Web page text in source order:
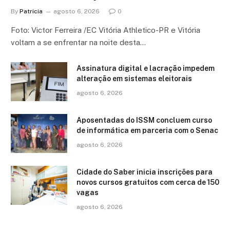
By Patricia agosto 6, 2026 0
Foto: Victor Ferreira /EC Vitória Athletico-PR e Vitória
voltam a se enfrentar na noite desta…
Assinatura digital e lacração impedem
alteração em sistemas eleitorais
agosto 6, 2026
Aposentadas do ISSM concluem curso
de informática em parceria com o Senac
agosto 6, 2026
Cidade do Saber inicia inscrições para
novos cursos gratuitos com cerca de 150
vagas
agosto 6, 2026